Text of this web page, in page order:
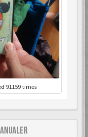
91159 times